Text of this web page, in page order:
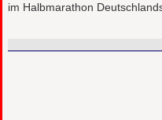
im Halbmarathon